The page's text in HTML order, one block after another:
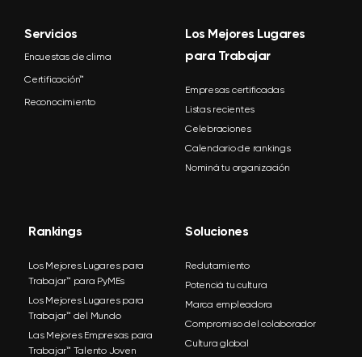
Servicios
Encuestas de clima
Certificación™
Reconocimiento
Los Mejores Lugares
para Trabajar
Empresas certificadas
Listas recientes
Celebraciones
Calendario de rankings
Nominá tu organización
Rankings
Los Mejores Lugares para
Trabajar™ para PyMEs
Los Mejores Lugares para
Trabajar™ del Mundo
Las Mejores Empresas para
Trabajar™ Talento Joven
Soluciones
Reclutamiento
Potenciá tu cultura
Marca empleadora
Compromiso del colaborador
Cultura global